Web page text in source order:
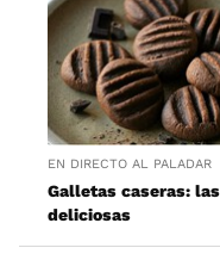
EN DIRECTO AL PALADAR
Galletas caseras:
deliciosas